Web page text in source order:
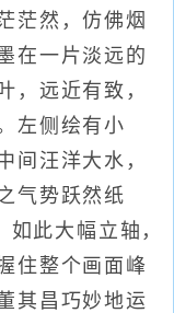
茫然，仿佛烟
在一片淡远的
，远近有致，
左侧绘有小
间汪洋大水，
气势跃然纸
此大幅立轴，
住整个画面峰
其昌巧妙地运